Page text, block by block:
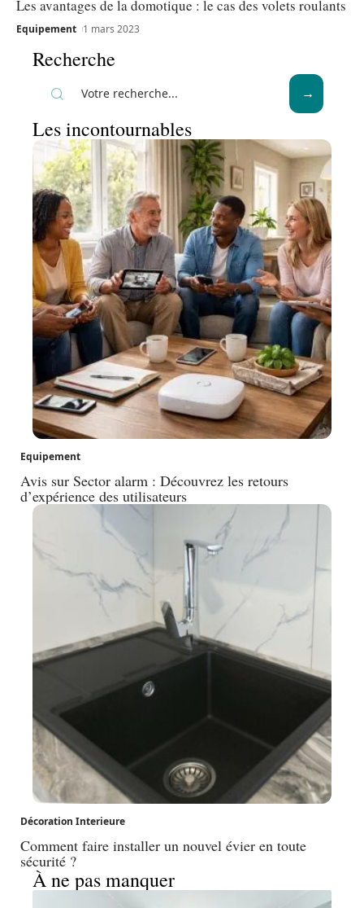
Les avantages de la domotique : le cas des volets roulants
Equipement 1 mars 2023
Recherche
Les incontournables
Equipement
Avis sur Sector alarm : Découvrez les retours
d’expérience des utilisateurs
Décoration Interieure
Comment faire installer un nouvel évier en toute
sécurité ?
À ne pas manquer